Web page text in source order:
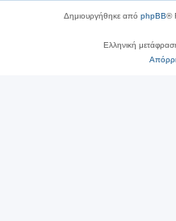
Δημιουργήθηκε από phpBB®
Ελληνική